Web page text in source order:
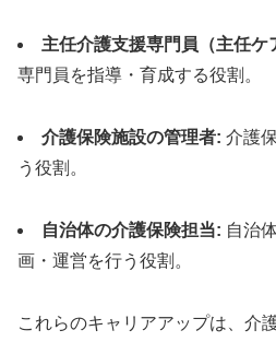
主任介護支援専門員（主任ケ
専門員を指導・育成する役割。
介護保険施設の管理者: 介護
う役割。
自治体の介護保険担当: 自治
画・運営を行う役割。
これらのキャリアアップは、介